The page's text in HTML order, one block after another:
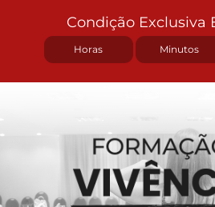
Condição Exclusiva
Horas Minutos